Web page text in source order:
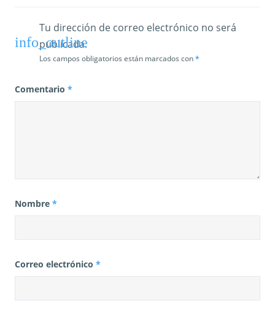
Tu dirección de correo electrónico no será
publicada.
Los campos obligatorios están marcados con*
Comentario *
Nombre *
Correo electrónico *